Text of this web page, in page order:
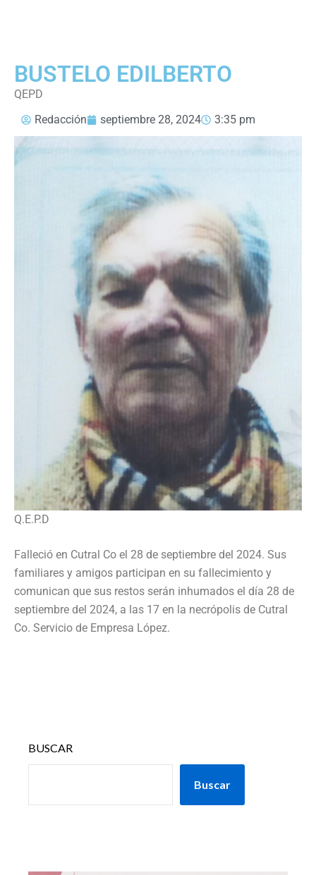
BUSTELO EDILBERTO
QEPD
Redacción
septiembre 28, 2024 3:35 pm
Q.E.P.D
Falleció en Cutral Co el 28 de septiembre del 2024. Sus
familiares y amigos participan en su fallecimiento y
comunican que sus restos serán inhumados el día 28 de
septiembre del 2024, a las 17 en la necrópolis de Cutral
Co. Servicio de Empresa López.
BUSCAR
Buscar